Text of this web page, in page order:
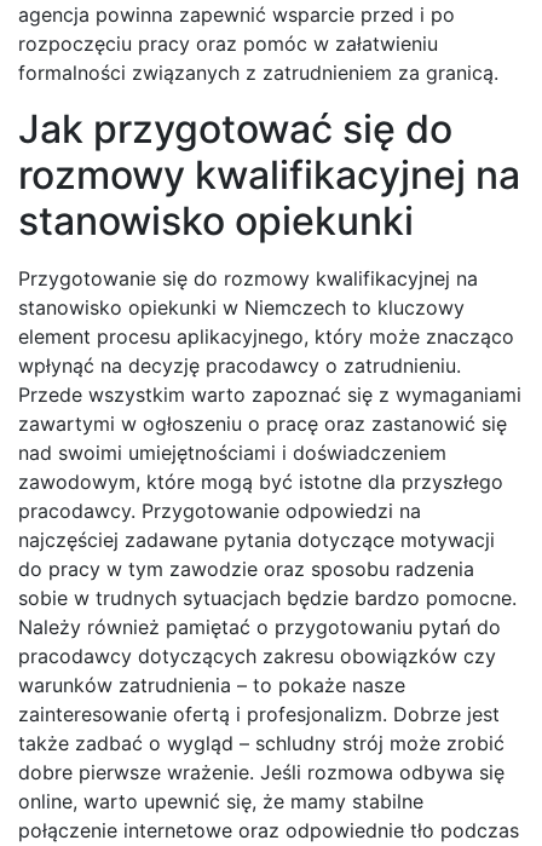
agencja powinna zapewnić wsparcie przed i po
rozpoczęciu pracy oraz pomóc w załatwieniu
formalności związanych z zatrudnieniem za granicą.
Jak przygotować się do
rozmowy kwalifikacyjnej na
stanowisko opiekunki
Przygotowanie się do rozmowy kwalifikacyjnej na
stanowisko opiekunki w Niemczech to kluczowy
element procesu aplikacyjnego, który może znacząco
wpłynąć na decyzję pracodawcy o zatrudnieniu.
Przede wszystkim warto zapoznać się z wymaganiami
zawartymi w ogłoszeniu o pracę oraz zastanowić się
nad swoimi umiejętnościami i doświadczeniem
zawodowym, które mogą być istotne dla przyszłego
pracodawcy. Przygotowanie odpowiedzi na
najczęściej zadawane pytania dotyczące motywacji
do pracy w tym zawodzie oraz sposobu radzenia
sobie w trudnych sytuacjach będzie bardzo pomocne.
Należy również pamiętać o przygotowaniu pytań do
pracodawcy dotyczących zakresu obowiązków czy
warunków zatrudnienia – to pokaże nasze
zainteresowanie ofertą i profesjonalizm. Dobrze jest
także zadbać o wygląd – schludny strój może zrobić
dobre pierwsze wrażenie. Jeśli rozmowa odbywa się
online, warto upewnić się, że mamy stabilne
połączenie internetowe oraz odpowiednie tło podczas